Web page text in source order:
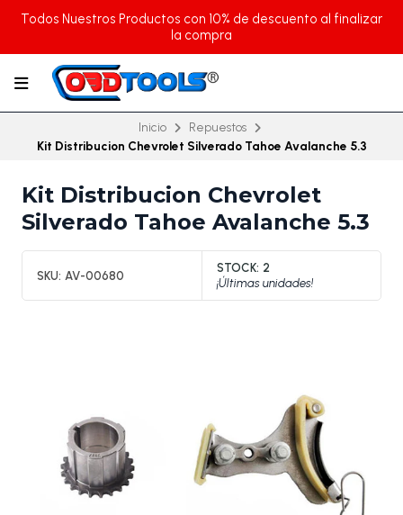
Todos Nuestros Productos con 10% de descuento al finalizar
la compra
Inicio
Repuestos
Kit Distribucion Chevrolet Silverado Tahoe Avalanche 5.3
Kit Distribucion Chevrolet
Silverado Tahoe Avalanche 5.3
SKU: AV-00680
STOCK: 2
¡Últimas unidades!